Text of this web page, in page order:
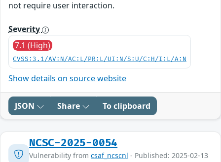
not require user interaction.
Severity
7.1 (High)
CVSS:3.1/AV:N/AC:L/PR:L/UI:N/S:U/C:H/I:L/A:N
Show details on source website
JSON Share To clipboard
NCSC-2025-0054
Vulnerability from csaf_ncscnl - Published: 2025-02-13